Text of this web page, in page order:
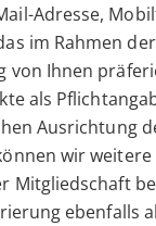
Adresse,
im Rahmen der
von Ihnen
als
Ausrichtung
wir weitere
Mitgliedschaft
ebenfalls